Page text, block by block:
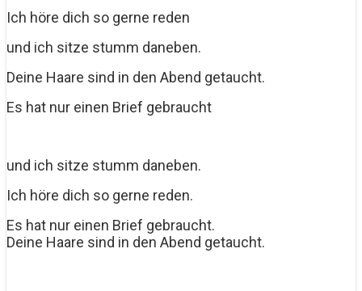
Ich höre dich so gerne reden
und ich sitze stumm daneben.
Deine Haare sind in den Abend getaucht.
Es hat nur einen Brief gebraucht
und ich sitze stumm daneben.
Ich höre dich so gerne reden.
Es hat nur einen Brief gebraucht.
Deine Haare sind in den Abend getaucht.